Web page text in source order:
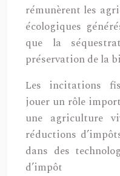
rémunèrent les
écologiques
que la
préservation de la
Les incitations
jouer un rôle
une agriculture
réductions
dans des
d’impôt